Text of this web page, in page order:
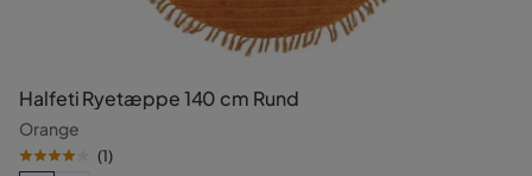
Halfeti Ryetæppe 140 cm Rund
Orange
(1)